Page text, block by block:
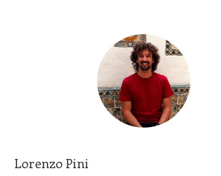
Lorenzo Pini